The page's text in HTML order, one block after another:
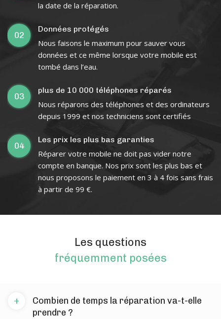
la date de la réparation.
02
Données protégés
Nous faisons le maximum pour sauver vous
données et ce même lorsque votre mobile est
tombé dans l’eau.
03
plus de 10 000 téléphones réparés
Nous réparons des téléphones et des ordinateurs
depuis 1999 et nos techniciens sont certifiés
04
Les prix les plus bas garanties
Réparer votre mobile ne doit pas vider notre
compte en banque. Nos prix sont les plus bas et
nous proposons le paiement en 3 à 4 fois sans frais
à partir de 99 €.
Les questions
fréquemment posées
Combien de temps la réparation va-t-elle
prendre ?
+